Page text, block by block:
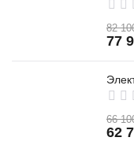
82
77
66
62